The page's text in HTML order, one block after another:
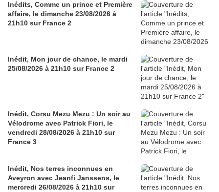
Inédits, Comme un prince et Première
affaire, le dimanche 23/08/2026 à
21h10 sur France 2
Inédit, Mon jour de chance, le mardi
25/08/2026 à 21h10 sur France 2
Inédit, Corsu Mezu Mezu : Un soir au
Vélodrome avec Patrick Fiori, le
vendredi 28/08/2026 à 21h10 sur
France 3
Inédit, Nos terres inconnues en
Aveyron avec Jeanfi Janssens, le
mercredi 26/08/2026 à 21h10 sur